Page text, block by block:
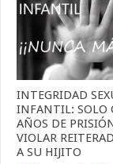
INTEGRIDAD
INFANTIL: SOLO
AÑOS DE
VIOLAR
A SU HIJITO